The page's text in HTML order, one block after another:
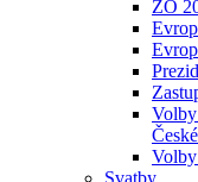
ZO
Volby
Svatby